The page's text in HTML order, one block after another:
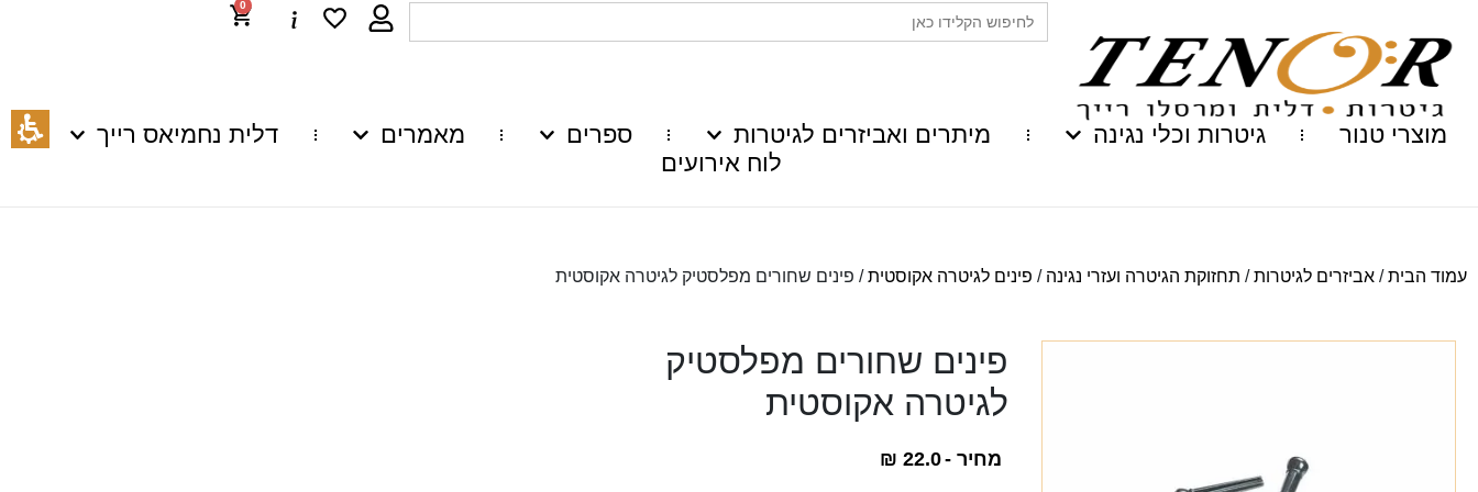
Search
for:
0
מוצרי טנור גיטרות וכלי נגינה מיתרים ואביזרים לגיטרות ספרים מאמרים
דלית נחמיאס רייך
לוח אירועים
עמוד הבית/ אביזרים לגיטרות/ תחזוקת הגיטרה ועזרי נגינה / פינים לגיטרה אקוסטית/ פינים שחורים מפלסטיק לגיטרה אקוסטית
פינים שחורים מפלסטיק
לגיטרה אקוסטית
מחיר - ₪ 22.0